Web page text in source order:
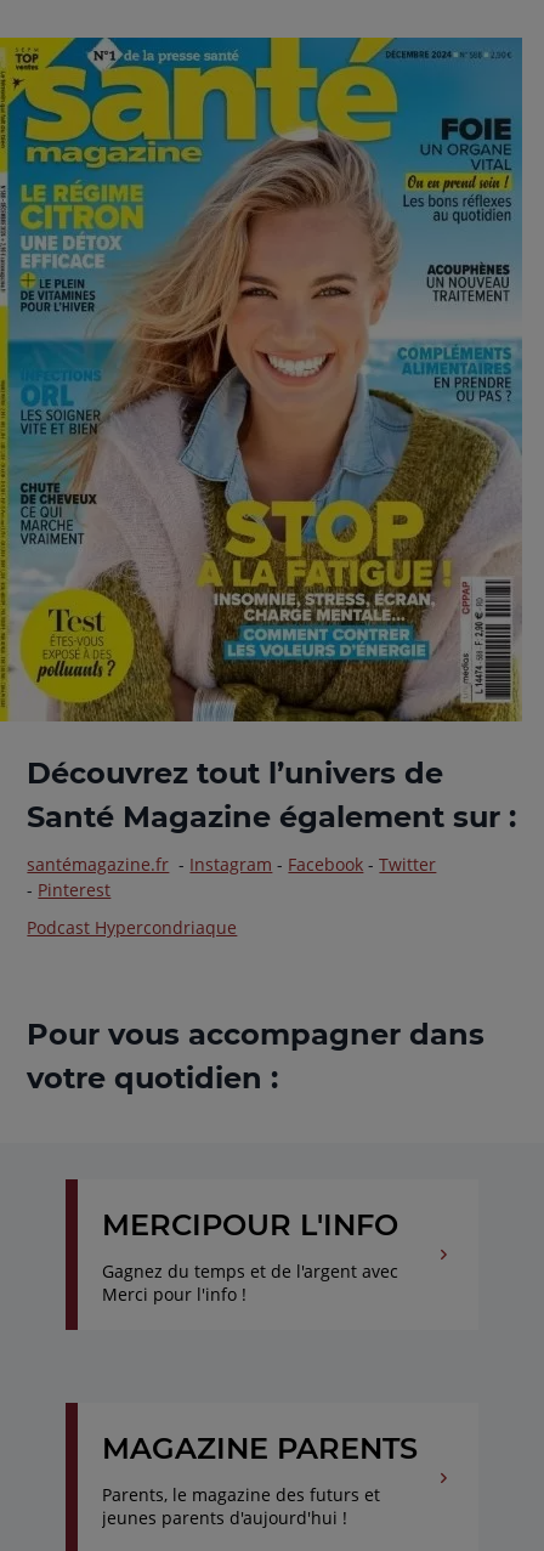
Découvrez tout l’univers de
Santé Magazine également sur :
santémagazine.fr - Instagram - Facebook -Twitter
- Pinterest
Podcast Hypercondriaque
Pour vous accompagner dans
votre quotidien :
MERCIPOUR L'INFO
Gagnez du temps et de l'argent avec
Merci pour l'info !
MAGAZINE PARENTS
Parents, le magazine des futurs et
jeunes parents d'aujourd'hui !